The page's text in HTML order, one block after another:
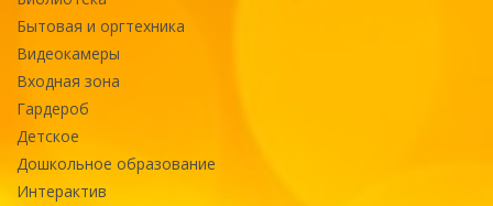
Бытовая и оргтехника
Видеокамеры
Входная зона
Гардероб
Детское
Дошкольное образование
Интерактив